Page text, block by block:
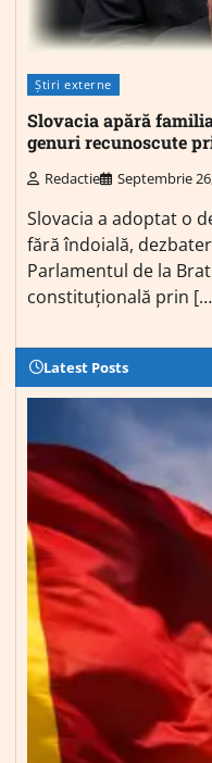
Știri externe
Slovacia apără
genuri recunoscute
Redactie Septembrie
Slovacia a adoptat o
fără îndoială,
Parlamentul de la
constituțională prin
Latest Posts